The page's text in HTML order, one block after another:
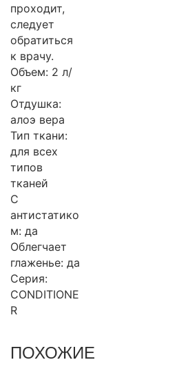
проходит,
следует
обратиться
к врачу.
Объем: 2 л/
кг
Отдушка:
алоэ вера
Тип ткани:
для всех
типов
тканей
С
антистатико
м: да
Облегчает
глаженье: да
Серия:
CONDITIONE
R
ПОХОЖИЕ